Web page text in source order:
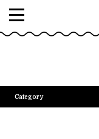
Category